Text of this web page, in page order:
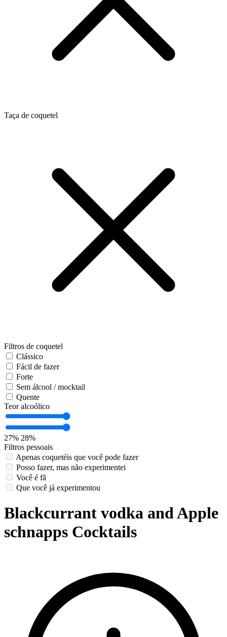
Taça de coquetel
Filtros de coquetel
Clássico
Fácil de fazer
Forte
Sem álcool / mocktail
Quente
Teor alcoólico
27% 28%
Filtros pessoais
Apenas coquetéis que você pode fazer
Posso fazer, mas não experimentei
Você é fã
Que você já experimentou
Blackcurrant vodka and Apple
schnapps Cocktails